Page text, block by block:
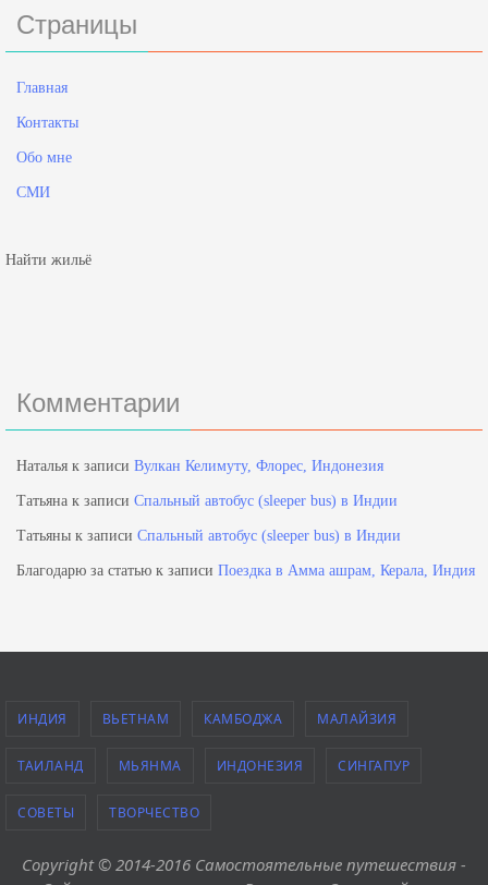
Страницы
Главная
Контакты
Обо мне
СМИ
Найти жильё
Комментарии
Наталья к записи Вулкан Келимуту, Флорес, Индонезия
Татьяна к записи Спальный автобус (sleeper bus) в Индии
Татьяны к записи Спальный автобус (sleeper bus) в Индии
Благодарю за статью к записи Поездка в Амма ашрам, Керала, Индия
ИНДИЯ ВЬЕТНАМ КАМБОДЖА МАЛАЙЗИЯ
ТАИЛАНД МЬЯНМА ИНДОНЕЗИЯ СИНГАПУР
СОВЕТЫ ТВОРЧЕСТВО
Copyright © 2014-2016 Самостоятельные путешествия -